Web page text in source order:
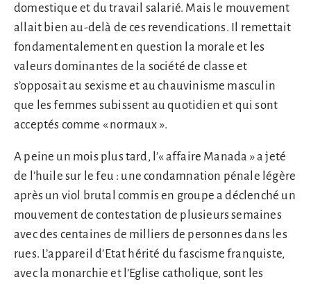
domestique et du travail salarié. Mais le mouvement
allait bien au-delà de ces revendications. Il remettait
fondamentalement en question la morale et les
valeurs dominantes de la société de classe et
s’opposait au sexisme et au chauvinisme masculin
que les femmes subissent au quotidien et qui sont
acceptés comme « normaux ».
A peine un mois plus tard, l’« affaire Manada » a jeté
de l’huile sur le feu : une condamnation pénale légère
après un viol brutal commis en groupe a déclenché un
mouvement de contestation de plusieurs semaines
avec des centaines de milliers de personnes dans les
rues. L’appareil d’Etat hérité du fascisme franquiste,
avec la monarchie et l’Eglise catholique, sont les